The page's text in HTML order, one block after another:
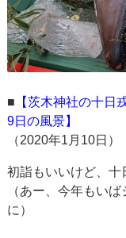
■ 【茨木神社の十日
9日の風景】
（2020年1月10日）
初詣もいいけど、十
（あー、今年もい
に）